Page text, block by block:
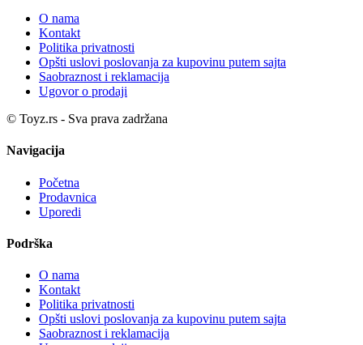
O nama
Kontakt
Politika privatnosti
Opšti uslovi poslovanja za kupovinu putem sajta
Saobraznost i reklamacija
Ugovor o prodaji
© Toyz.rs - Sva prava zadržana
Navigacija
Početna
Prodavnica
Uporedi
Podrška
O nama
Kontakt
Politika privatnosti
Opšti uslovi poslovanja za kupovinu putem sajta
Saobraznost i reklamacija